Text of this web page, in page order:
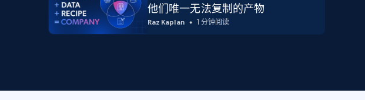
他们唯一无法复制的产物
Raz Kaplan 1 分钟阅读